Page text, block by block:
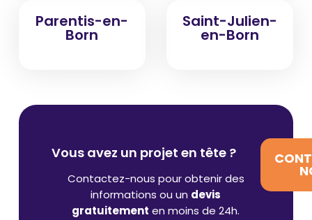
Parentis-en-
Born
Saint-Julien-
en-Born
Vous avez un projet en tête ?
Contactez-nous pour obtenir des
informations ou un devis
gratuitement en moins de 24h.